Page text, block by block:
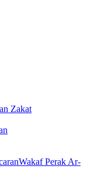
Zakat
Perak Ar-